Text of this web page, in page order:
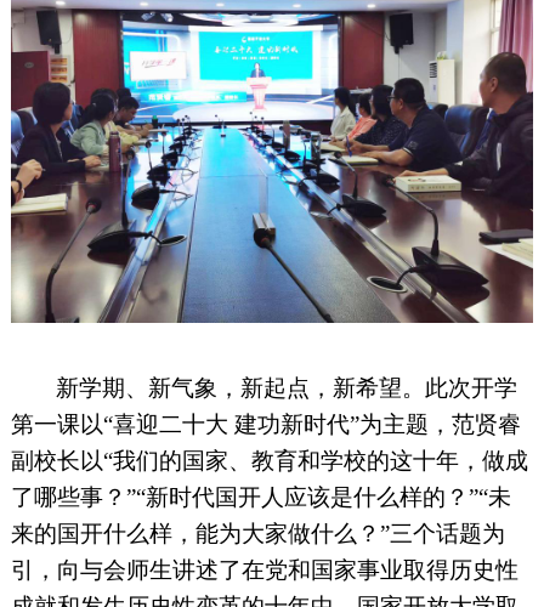
新学期、新气象，新起点，新希望。此次开学
第一课以“喜迎二十大 建功新时代”为主题，范贤睿
副校长以“我们的国家、教育和学校的这十年，做成
了哪些事？”“新时代国开人应该是什么样的？”“未
来的国开什么样，能为大家做什么？”三个话题为
引，向与会师生讲述了在党和国家事业取得历史性